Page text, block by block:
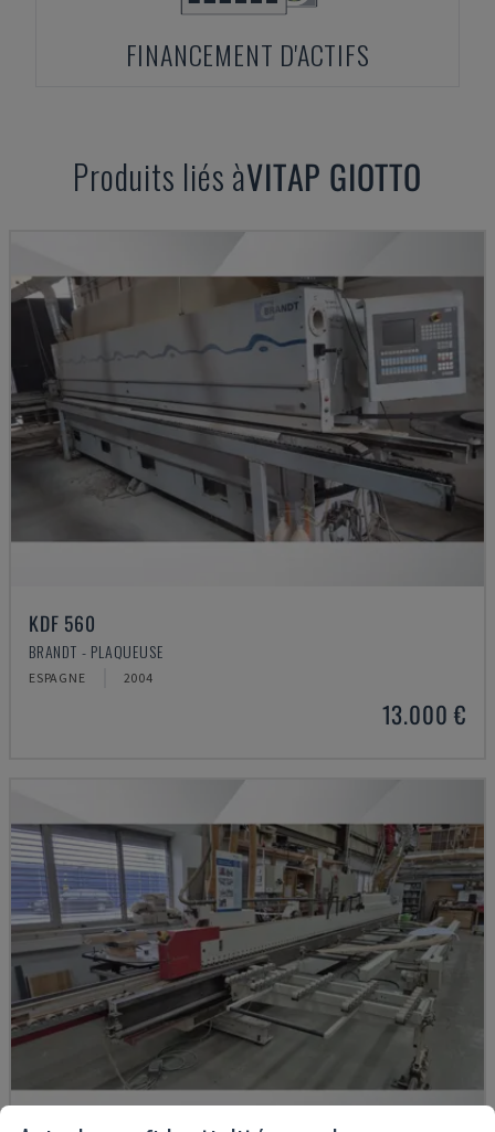
FINANCEMENT D'ACTIFS
Produits liés àVITAP GIOTTO
KDF 560
BRANDT - PLAQUEUSE
ESPAGNE 2004
13.000 €